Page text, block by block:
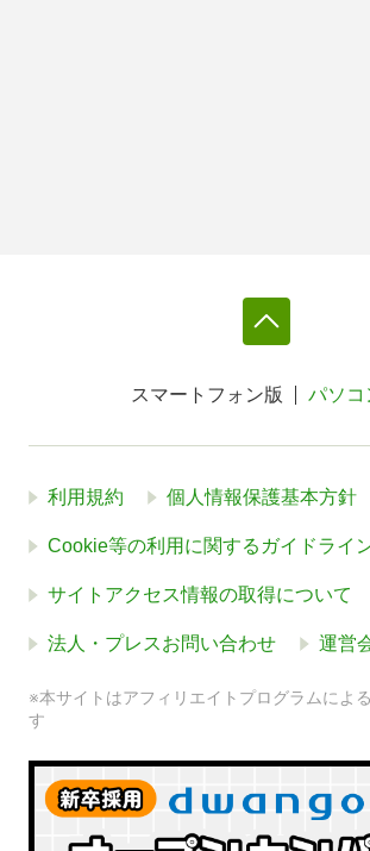
スマートフォン版 パソコ
利用規約 個人情報保護基本方針
Cookie等の利用に関するガイドライ
サイトアクセス情報の取得について
法人・プレスお問い合わせ 運営
※本サイトはアフィリエイトプログラムによ
す